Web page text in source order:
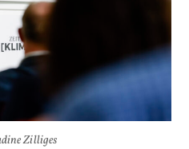
Zilliges